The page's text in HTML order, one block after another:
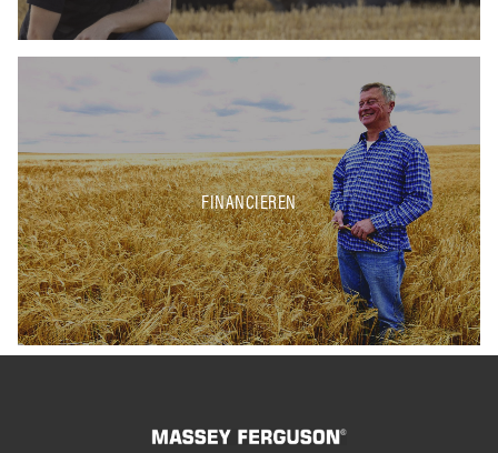
FINANCIEREN